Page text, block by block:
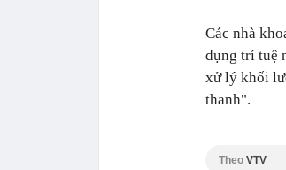
Các nhà
dụng trí tuệ
xử lý khối
thanh".
Theo VTV